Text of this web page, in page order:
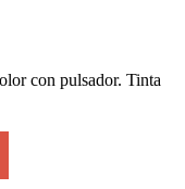
con pulsador. Tinta